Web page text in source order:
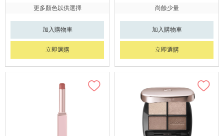
更多顏色以供選擇
加入購物車
立即選購
尚餘少量
加入購物車
立即選購